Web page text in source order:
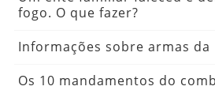
fogo. O que fazer?
Informações sobre armas da
Os 10 mandamentos do